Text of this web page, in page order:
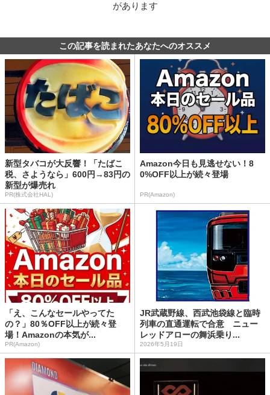
があります
この記事を読まれたあなたへのオススメ
新型タバコが大反響！「たばこ
税、さようなら」600円→83円の
新型が爆売れ
PR(株式会社HAL)
Amazon今日も見逃せない！8
0%OFF以上が続々登場
PR(Amazon)
「え、こんなセールやってた
の？」80％OFF以上が続々登
場！Amazonの本気が...
PR(Amazon)
JR武蔵野線、西武池袋線と臨時
列車の直通運転で合意 ニュー
レッドアローの舞浜乗り...
2026年5月19日